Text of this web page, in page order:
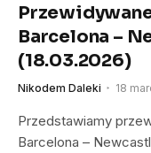
Barcelona –
(18.03.2026)
Nikodem Daleki 18
Przedstawiamy
Barcelona –